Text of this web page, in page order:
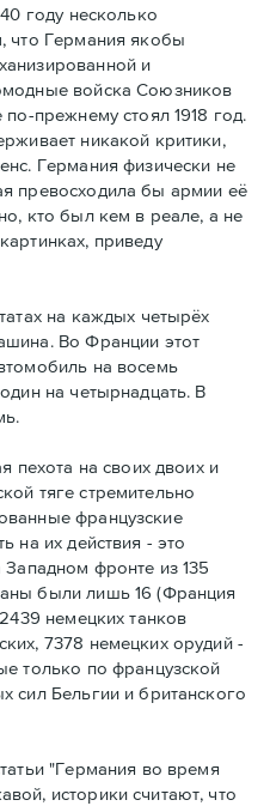
году несколько
что Германия якобы
и
войска Союзников
прежнему стоял 1918 год.
никакой критики,
Германия физически не
превосходила бы армии её
кто был кем в реале, а не
приведу
на каждых четырёх
Во Франции этот
на восемь
на четырнадцать. В
пехота на своих двоих и
тяге стремительно
французские
на их действия - это
фронте из 135
были лишь 16 (Франция
немецких танков
7378 немецких орудий -
только по французской
сил Бельгии и британского
"Германия во время
историки считают, что